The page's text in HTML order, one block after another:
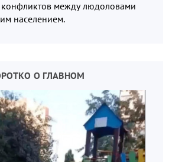
между людоловами
населением.
О ГЛАВНОМ